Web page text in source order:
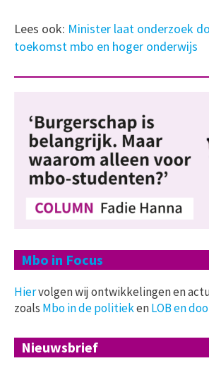
Lees ook: Minister laat onderzoek
toekomst mbo en hoger onderwijs
Mbo in Focus
Hiervolgen wij ontwikkelingen en
zoals Mbo in de politiekenLOB en
Nieuwsbrief